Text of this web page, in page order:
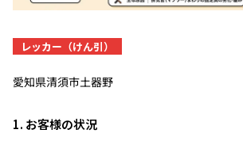
レッカー（けん引）
愛知県清須市土器野
1. お客様の状況